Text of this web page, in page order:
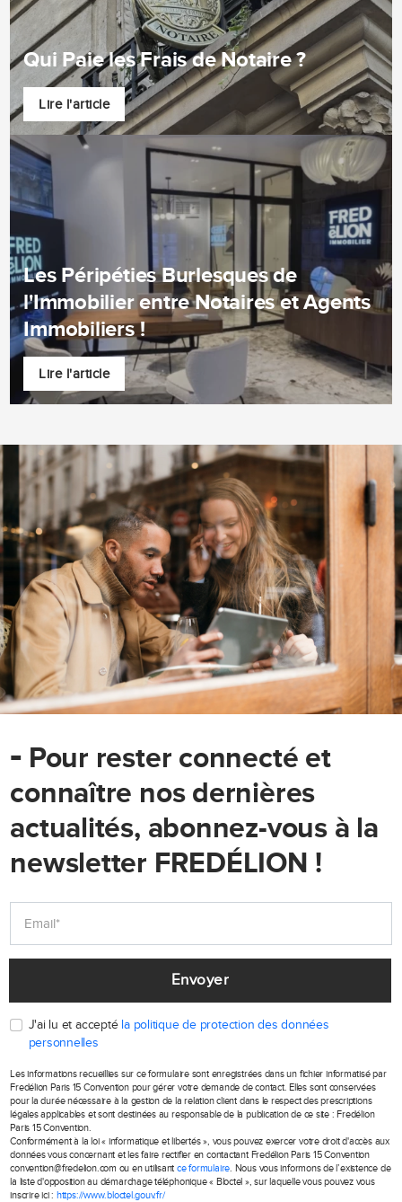
Qui Paie les Frais de Notaire ?
Lire l'article
Les Péripéties Burlesques de
l'Immobilier entre Notaires et Agents
Immobiliers !
Lire l'article
- Pour rester connecté et
connaître nos dernières
actualités, abonnez-vous à la
newsletter FREDÉLION !
Envoyer
J'ai lu et accepté la politique de protection des données
personnelles
Les informations recueillies sur ce formulaire sont enregistrées dans un fichier informatisé par
Fredélion Paris 15 Convention pour gérer votre demande de contact. Elles sont conservées
pour la durée nécessaire à la gestion de la relation client dans le respect des prescriptions
légales applicables et sont destinées au responsable de la publication de ce site : Fredélion
Paris 15 Convention.
Conformément à la loi « informatique et libertés », vous pouvez exercer votre droit d'accès aux
données vous concernant et les faire rectifier en contactant Fredélion Paris 15 Convention
convention@fredelion.com ou en utilisantce formulaire. Nous vous informons de l’existence de
la liste d'opposition au démarchage téléphonique « Bloctel », sur laquelle vous pouvez vous
inscrire ici : https://www.bloctel.gouv.fr/